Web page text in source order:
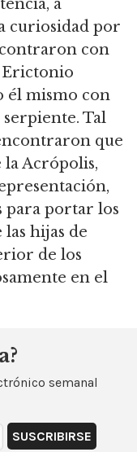
a
curiosidad por
con
Erictonio
él mismo con
Tal
que
la Acrópolis,
para portar los
hijas de
de los
en el
semanal